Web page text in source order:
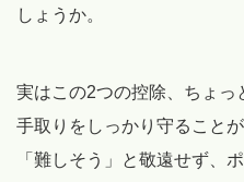
しょうか。
実はこの2つの控除、ちょ
手取りをしっかり守ること
「難しそう」と敬遠せず、